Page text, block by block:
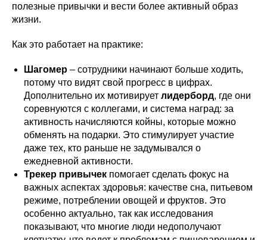
полезные привычки и вести более активный образ
жизни.
Как это работает на практике:
Шагомер – сотрудники начинают больше ходить,
потому что видят свой прогресс в цифрах.
Дополнительно их мотивирует лидерборд, где они
соревнуются с коллегами, и система наград: за
активность начисляются койны, которые можно
обменять на подарки. Это стимулирует участие
даже тех, кто раньше не задумывался о
ежедневной активности.
Трекер привычек помогает сделать фокус на
важных аспектах здоровья: качестве сна, питьевом
режиме, потреблении овощей и фруктов. Это
особенно актуально, так как исследования
показывают, что многие люди недополучают